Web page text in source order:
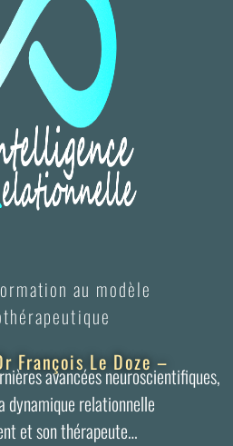
au modèle
François Le Doze –
avancées neuroscientifiques,
dynamique relationnelle
et son thérapeute…